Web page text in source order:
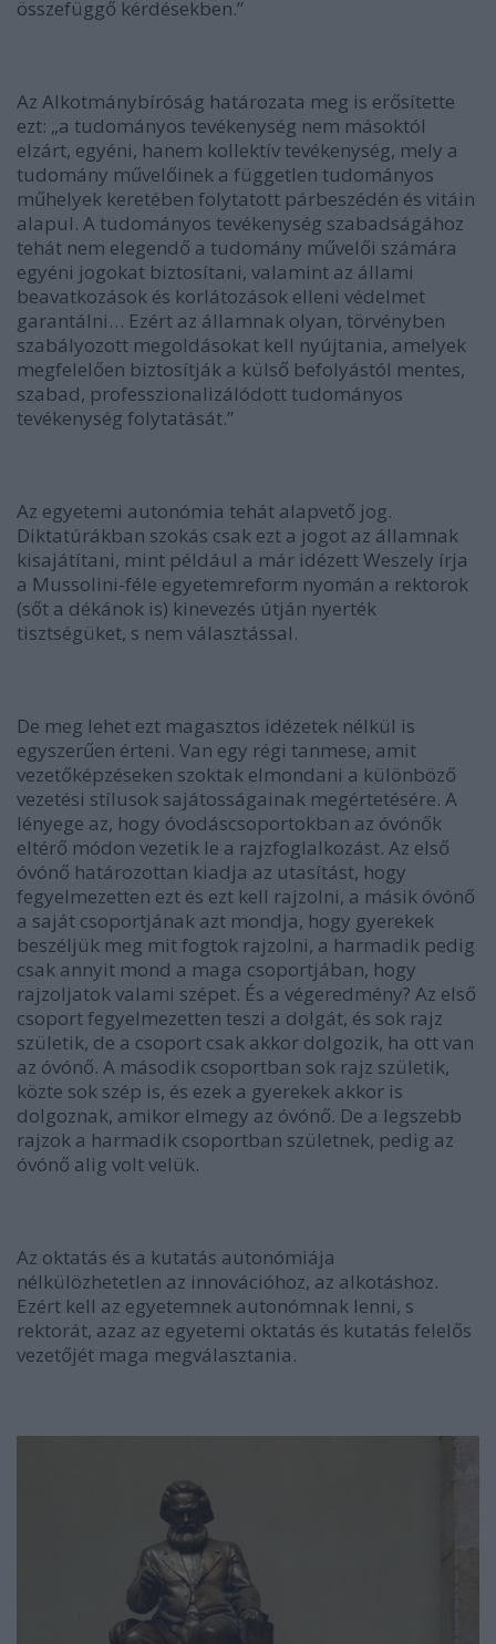
összefüggő kérdésekben.”
Az Alkotmánybíróság határozata meg is erősítette
ezt: „a tudományos tevékenység nem másoktól
elzárt, egyéni, hanem kollektív tevékenység, mely a
tudomány művelőinek a független tudományos
műhelyek keretében folytatott párbeszédén és vitáin
alapul. A tudományos tevékenység szabadságához
tehát nem elegendő a tudomány művelői számára
egyéni jogokat biztosítani, valamint az állami
beavatkozások és korlátozások elleni védelmet
garantálni… Ezért az államnak olyan, törvényben
szabályozott megoldásokat kell nyújtania, amelyek
megfelelően biztosítják a külső befolyástól mentes,
szabad, professzionalizálódott tudományos
tevékenység folytatását.”
Az egyetemi autonómia tehát alapvető jog.
Diktatúrákban szokás csak ezt a jogot az államnak
kisajátítani, mint például a már idézett Weszely írja
a Mussolini-féle egyetemreform nyomán a rektorok
(sőt a dékánok is) kinevezés útján nyerték
tisztségüket, s nem választással.
De meg lehet ezt magasztos idézetek nélkül is
egyszerűen érteni. Van egy régi tanmese, amit
vezetőképzéseken szoktak elmondani a különböző
vezetési stílusok sajátosságainak megértetésére. A
lényege az, hogy óvodáscsoportokban az óvónők
eltérő módon vezetik le a rajzfoglalkozást. Az első
óvónő határozottan kiadja az utasítást, hogy
fegyelmezetten ezt és ezt kell rajzolni, a másik óvónő
a saját csoportjának azt mondja, hogy gyerekek
beszéljük meg mit fogtok rajzolni, a harmadik pedig
csak annyit mond a maga csoportjában, hogy
rajzoljatok valami szépet. És a végeredmény? Az első
csoport fegyelmezetten teszi a dolgát, és sok rajz
születik, de a csoport csak akkor dolgozik, ha ott van
az óvónő. A második csoportban sok rajz születik,
közte sok szép is, és ezek a gyerekek akkor is
dolgoznak, amikor elmegy az óvónő. De a legszebb
rajzok a harmadik csoportban születnek, pedig az
óvónő alig volt velük.
Az oktatás és a kutatás autonómiája
nélkülözhetetlen az innovációhoz, az alkotáshoz.
Ezért kell az egyetemnek autonómnak lenni, s
rektorát, azaz az egyetemi oktatás és kutatás felelős
vezetőjét maga megválasztania.